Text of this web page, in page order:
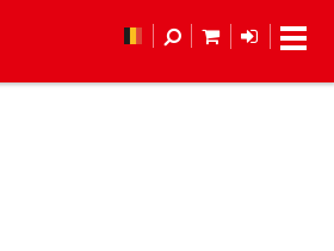
MON PANIER
LOGIN